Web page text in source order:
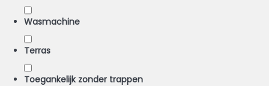
Wasmachine
Terras
Toegankelijk zonder trappen